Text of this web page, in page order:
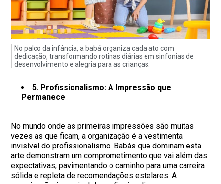
No palco da infância, a babá organiza cada ato com
dedicação, transformando rotinas diárias em sinfonias de
desenvolvimento e alegria para as crianças.
5. Profissionalismo: A Impressão que
Permanece
No mundo onde as primeiras impressões são muitas
vezes as que ficam, a organização é a vestimenta
invisível do profissionalismo. Babás que dominam esta
arte demonstram um comprometimento que vai além das
expectativas, pavimentando o caminho para uma carreira
sólida e repleta de recomendações estelares. A